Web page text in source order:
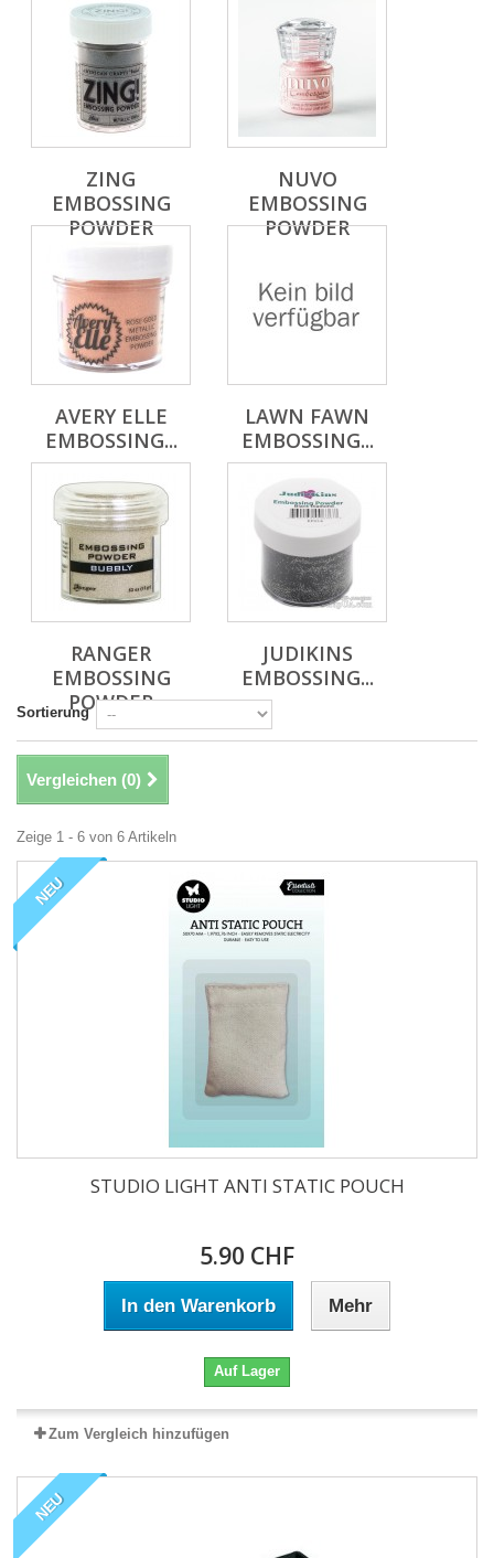
ZING
EMBOSSING
POWDER
NUVO
EMBOSSING
POWDER
AVERY ELLE
EMBOSSING...
LAWN FAWN
EMBOSSING...
RANGER
EMBOSSING
POWDER
JUDIKINS
EMBOSSING...
Sortierung
Vergleichen (0)
Zeige 1 - 6 von 6 Artikeln
NEU
STUDIO LIGHT ANTI STATIC POUCH
5.90 CHF
In den Warenkorb Mehr
Auf Lager
Zum Vergleich hinzufügen
NEU